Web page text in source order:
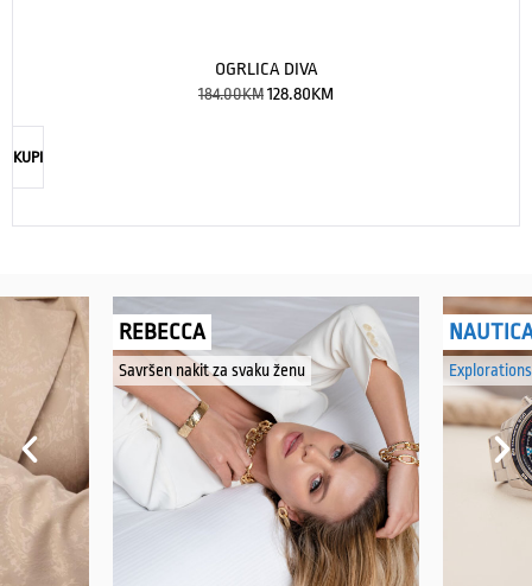
OGRLICA DIVA
184.00KM128.80KM
KUPI
REBECCA
Savršen nakit za svaku ženu